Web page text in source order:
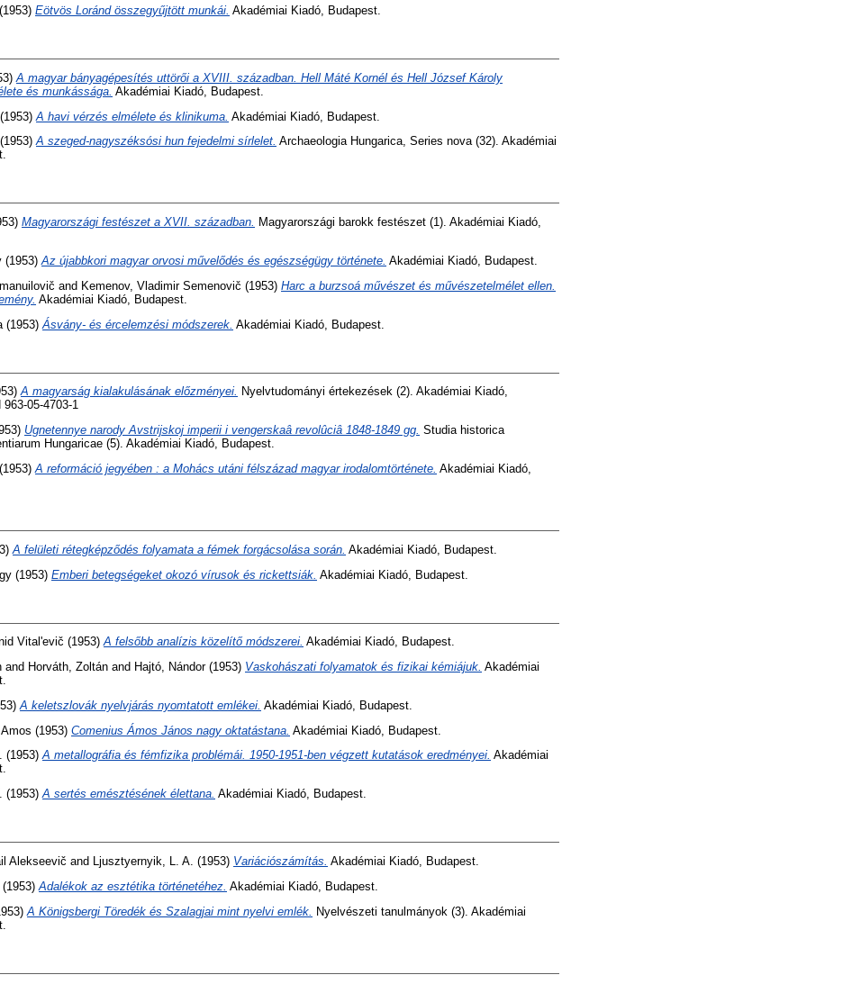
(1953) Eötvös Loránd összegyűjtött munkái. Akadémiai Kiadó, Budapest.
A magyar bányagépesítés uttörői a XVIII. században. Hell Máté Kornél és Hell József Károly
és munkássága. Akadémiai Kiadó, Budapest.
A havi vérzés elmélete és klinikuma. Akadémiai Kiadó, Budapest.
A szeged-nagyszéksósi hun fejedelmi sírlelet. Archaeologia Hungarica, Series nova (32). Akadémiai
Magyarországi festészet a XVII. században. Magyarországi barokk festészet (1). Akadémiai Kiadó,
(1953) Az újabbkori magyar orvosi művelődés és egészségügy története. Akadémiai Kiadó, Budapest.
and Kemenov, Vladimir Semenovič (1953) Harc a burzsoá művészet és művészetelmélet ellen.
Akadémiai Kiadó, Budapest.
(1953) Ásvány- és ércelemzési módszerek. Akadémiai Kiadó, Budapest.
A magyarság kialakulásának előzményei. Nyelvtudományi értekezések (2). Akadémiai Kiadó,
05-4703-1
Ugnetennye narody Avstrijskoj imperii i vengerskaâ revolûciâ 1848-1849 gg. Studia historica
Hungaricae (5). Akadémiai Kiadó, Budapest.
(1953) A reformáció jegyében : a Mohács utáni félszázad magyar irodalomtörténete. Akadémiai Kiadó,
A felületi rétegképződés folyamata a fémek forgácsolása során. Akadémiai Kiadó, Budapest.
(1953) Emberi betegségeket okozó vírusok és rickettsiák. Akadémiai Kiadó, Budapest.
Vital'evič (1953)A felsőbb analízis közelítő módszerei. Akadémiai Kiadó, Budapest.
and Horváth, Zoltán and Hajtó, Nándor(1953) Vaskohászati folyamatok és fizikai kémiájuk. Akadémiai
A keletszlovák nyelvjárás nyomtatott emlékei. Akadémiai Kiadó, Budapest.
(1953) Comenius Ámos János nagy oktatástana. Akadémiai Kiadó, Budapest.
(1953)A metallográfia és fémfizika problémái. 1950-1951-ben végzett kutatások eredményei. Akadémiai
(1953)A sertés emésztésének élettana. Akadémiai Kiadó, Budapest.
Alekseevič and Ljusztyernyik, L. A. (1953) Variációszámítás. Akadémiai Kiadó, Budapest.
(1953) Adalékok az esztétika történetéhez. Akadémiai Kiadó, Budapest.
A Königsbergi Töredék és Szalagjai mint nyelvi emlék. Nyelvészeti tanulmányok (3). Akadémiai